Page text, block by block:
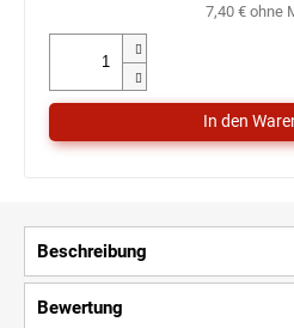
7,40 € ohne
Beschreibung
Bewertung